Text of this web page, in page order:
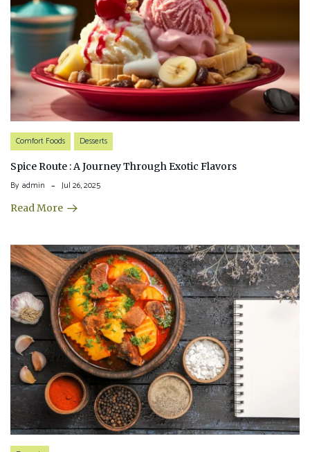
Comfort Foods Desserts
Spice Route : A Journey Through Exotic Flavors
By admin Jul 26, 2025
Read More